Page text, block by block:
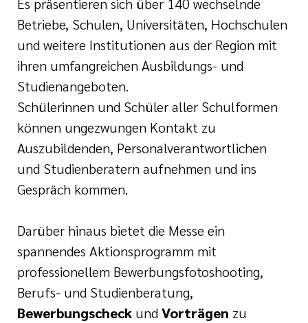
Betriebe, Schulen, Universitäten, Hochschulen
und weitere Institutionen aus der Region mit
ihren umfangreichen Ausbildungs- und
Studienangeboten.
Schülerinnen und Schüler aller Schulformen
können ungezwungen Kontakt zu
Auszubildenden, Personalverantwortlichen
und Studienberatern aufnehmen und ins
Gespräch kommen.
Darüber hinaus bietet die Messe ein
spannendes Aktionsprogramm mit
professionellem Bewerbungsfotoshooting,
Berufs- und Studienberatung,
Bewerbungscheck undVorträgen zu